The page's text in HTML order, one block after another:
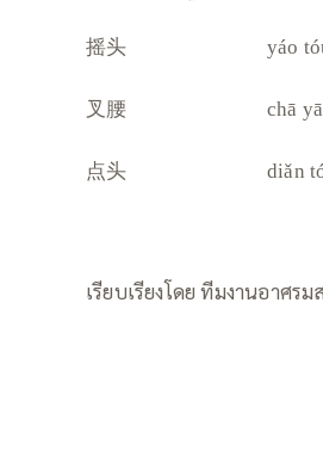
摇头 yáo
叉腰 chā
点头 diǎn
เรียบเรียงโดย ทีมงานอาศร